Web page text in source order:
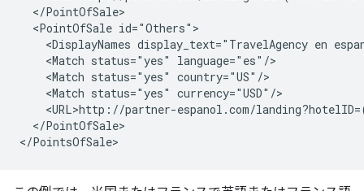
<PointOfSale
<DisplayNames display_text="TravelAgency en
<Match status="yes"
<Match status="yes"
<Match status="yes"
</PointOfSale>